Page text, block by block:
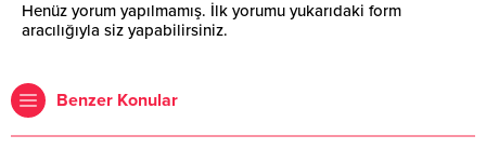
Henüz yorum yapılmamış. İlk yorumu yukarıdaki form
aracılığıyla siz yapabilirsiniz.
Benzer Konular